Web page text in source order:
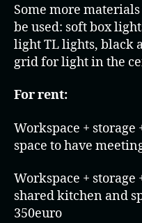
Some more
be used: soft box
light TL lights, black
grid for light in the
For rent:
Workspace +
space to have
Workspace + storage
shared kitchen and
350euro